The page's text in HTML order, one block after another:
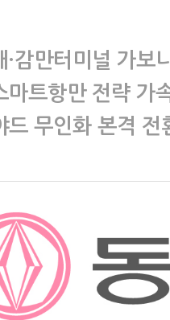
감만터미널 가보니
마트항만 전략 가
드 무인화 본격 전